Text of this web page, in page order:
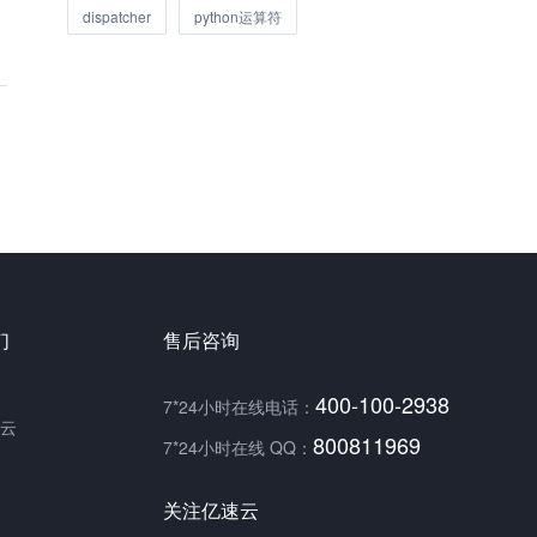
dispatcher python运算符
售后咨询
7*24小时在线电话： 400-100-2938
7*24小时在线 QQ： 800811969
关注亿速云